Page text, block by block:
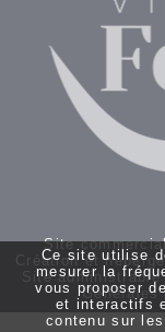
Site
Création et
Site administrable
Générales
Ce site utilise
mesurer la
vous proposer
et interactifs
contenu sur